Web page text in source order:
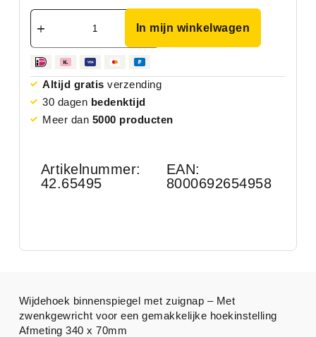
In mijn winkelwagen
Altijd gratis verzending
30 dagen bedenktijd
Meer dan 5000 producten
Artikelnummer:
42.65495
EAN:
8000692654958
Wijdehoek binnenspiegel met zuignap – Met
zwenkgewricht voor een gemakkelijke hoekinstelling
Afmeting 340 x 70mm